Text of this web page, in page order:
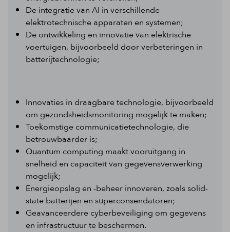
De integratie van AI in verschillende
elektrotechnische apparaten en systemen;
De ontwikkeling en innovatie van elektrische
voertuigen, bijvoorbeeld door verbeteringen in
batterijtechnologie;
Innovaties in draagbare technologie, bijvoorbeeld
om gezondsheidsmonitoring mogelijk te maken;
Toekomstige communicatietechnologie, die
betrouwbaarder is;
Quantum computing maakt vooruitgang in
snelheid en capaciteit van gegevensverwerking
mogelijk;
Energieopslag en -beheer innoveren, zoals solid-
state batterijen en superconsendatoren;
Geavanceerdere cyberbeveiliging om gegevens
en infrastructuur te beschermen.